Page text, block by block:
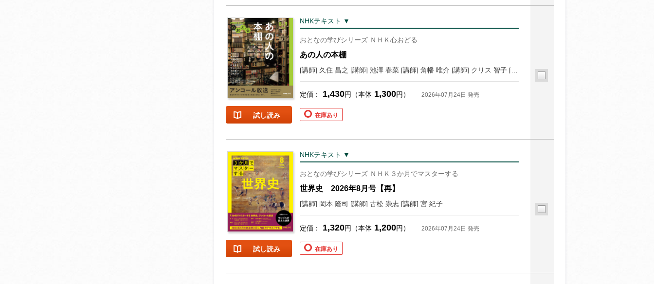
試し読み
NHKテキスト ▼
おとなの学びシリーズ ＮＨＫ心おどる
あの人の本棚
[講師] 久住 昌之 [講師] 池澤 春菜 [講師] 角幡 唯介 [講師] クリス 智子 [講師] 鈴木 敏夫 [講師] 金原 ひとみ [講師] 牟田 都子 [講師] 京極 夏彦
定価： 1,430円（本体 1,300円） 2026年07月24日 発売
在庫あり
試し読み
NHKテキスト ▼
おとなの学びシリーズ ＮＨＫ３か月でマスターする
世界史 2026年8月号【再】
[講師] 岡本 隆司 [講師] 古松 崇志 [講師] 宮 紀子
定価： 1,320円（本体 1,200円） 2026年07月24日 発売
在庫あり